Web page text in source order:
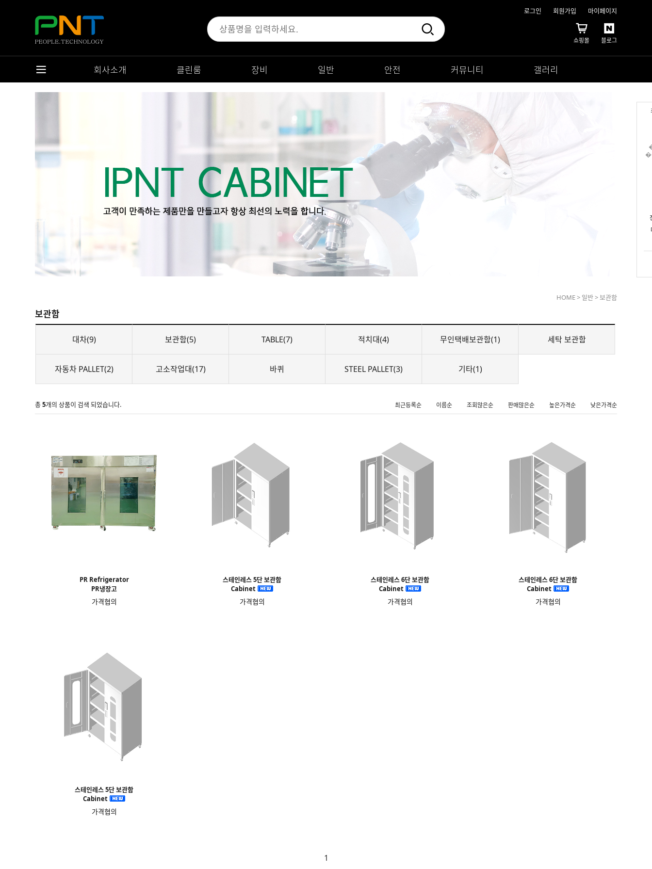
�
로그인 회원가입 마이페이지
쇼핑몰 블로그
회사소개 클린룸 장비 일반 안전 커뮤니티 갤러리
HOME> 일반>보관함
보관함
대차(9) 보관함(5) TABLE(7) 적치대(4) 무인택배보관함(1) 세탁 보관함
자동차 PALLET(2) 고소작업대(17) 바퀴 STEEL PALLET(3) 기타(1)
총5개의 상품이 검색 되었습니다. 최근등록순 이름순 조회많은순 판매많은순 높은가격순 낮은가격순
PR Refrigerator
PR냉장고
가격협의
스테인레스 5단 보관함
Cabinet
가격협의
스테인레스 6단 보관함
Cabinet
가격협의
스테인레스 6단 보관함
Cabinet
가격협의
스테인레스 5단 보관함
Cabinet
가격협의
1